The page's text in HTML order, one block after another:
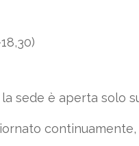
sede è aperta solo